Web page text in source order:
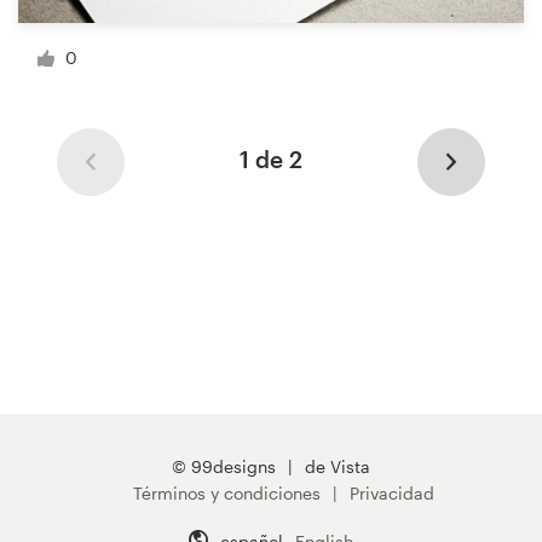
0
1 de 2
© 99designs
de Vista
Términos y condiciones
Privacidad